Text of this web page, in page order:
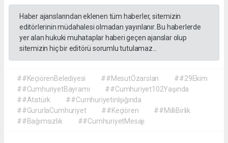
Haber ajanslarından eklenen tüm haberler, sitemizin
editörlerinin müdahalesi olmadan yayınlanır. Bu haberlerde
yer alan hukuki muhataplar haberi geçen ajanslar olup
sitemizin hiç bir editörü sorumlu tutulamaz...
##KeçiörenBelediyesi ##MesutÖzarslan
##29Ekim
##CumhuriyetBayramı
##Cumhuriyet102Yaşında
##Atatürk
##CumhuriyetinIşığında
##GururlaCumhuriyet
##Keçiören
##MilliBirlik
##Bağımsızlık
##CumhuriyetMesajı